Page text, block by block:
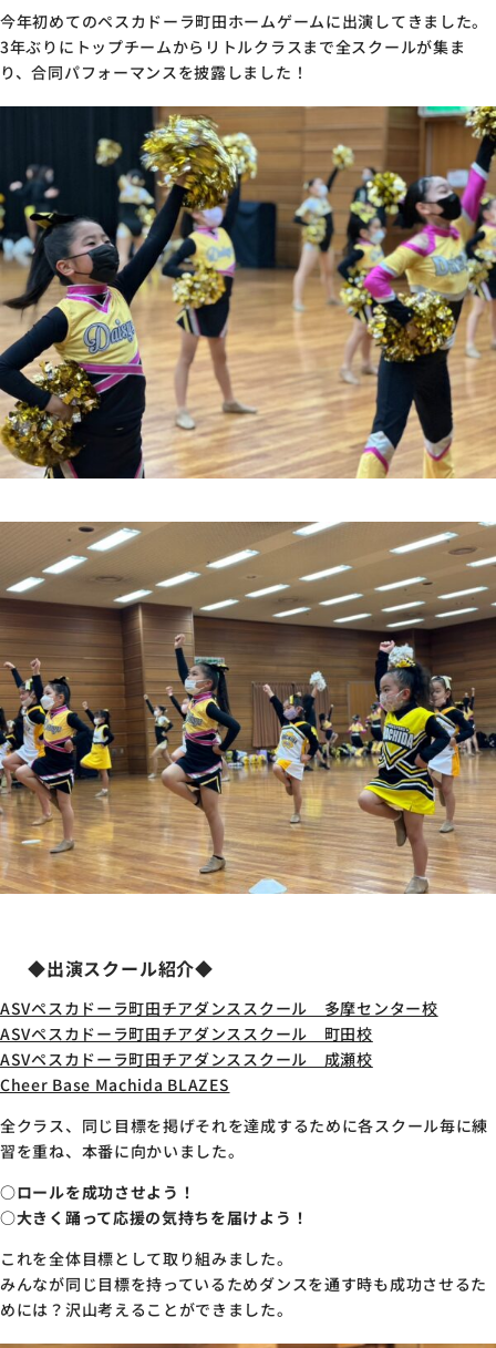
今年初めてのペスカドーラ町田ホームゲームに出演してきました。
3年ぶりにトップチームからリトルクラスまで全スクールが集ま
り、合同パフォーマンスを披露しました！
◆出演スクール紹介◆
ASVペスカドーラ町田チアダンススクール 多摩センター校
ASVペスカドーラ町田チアダンススクール 町田校
ASVペスカドーラ町田チアダンススクール 成瀬校
Cheer Base Machida BLAZES
全クラス、同じ目標を掲げそれを達成するために各スクール毎に練
習を重ね、本番に向かいました。
○ロールを成功させよう！
○大きく踊って応援の気持ちを届けよう！
これを全体目標として取り組みました。
みんなが同じ目標を持っているためダンスを通す時も成功させるた
めには？沢山考えることができました。